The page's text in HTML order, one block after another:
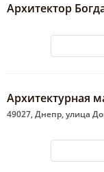
Архитектор
Архитектурная
49027, Днепр, улица